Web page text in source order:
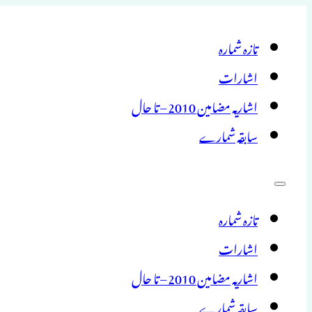
تازہ شمارہ
اشارات
اشاریہ مضامین 2010 – تا حال
سابقہ شمارے
تازہ شمارہ
اشارات
اشاریہ مضامین 2010 – تا حال
سابقہ شمارے